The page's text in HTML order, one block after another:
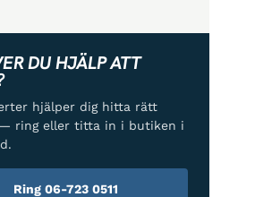
DU HJÄLP ATT
hjälper dig hitta rätt
ring eller titta in i butiken i
Ring 06-723 0511